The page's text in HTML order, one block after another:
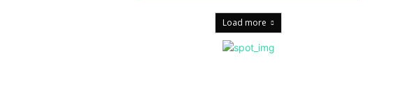
Load more